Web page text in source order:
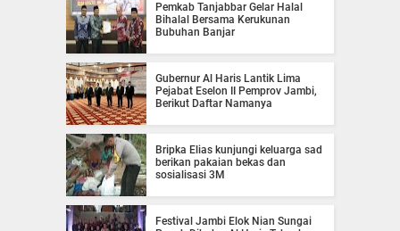
Pemkab Tanjabbar Gelar Halal
Bihalal Bersama Kerukunan
Bubuhan Banjar
Gubernur Al Haris Lantik Lima
Pejabat Eselon II Pemprov Jambi,
Berikut Daftar Namanya
Bripka Elias kunjungi keluarga sad
berikan pakaian bekas dan
sosialisasi 3M
Festival Jambi Elok Nian Sungai